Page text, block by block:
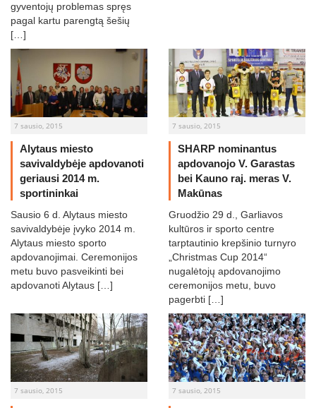
gyventojų problemas spręs
pagal kartu parengtą šešių
[…]
7 sausio, 2015
Alytaus miesto
savivaldybėje apdovanoti
geriausi 2014 m.
sportininkai
Sausio 6 d. Alytaus miesto
savivaldybėje įvyko 2014 m.
Alytaus miesto sporto
apdovanojimai. Ceremonijos
metu buvo pasveikinti bei
apdovanoti Alytaus […]
7 sausio, 2015
SHARP nominantus
apdovanojo V. Garastas
bei Kauno raj. meras V.
Makūnas
Gruodžio 29 d., Garliavos
kultūros ir sporto centre
tarptautinio krepšinio turnyro
„Christmas Cup 2014“
nugalėtojų apdovanojimo
ceremonijos metu, buvo
pagerbti […]
7 sausio, 2015 7 sausio, 2015